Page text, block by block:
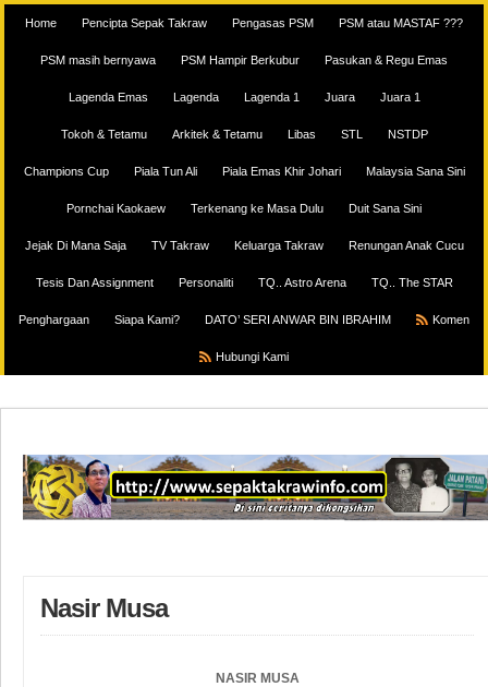
Home Pencipta Sepak Takraw Pengasas PSM PSM atau MASTAF ???
PSM masih bernyawa PSM Hampir Berkubur Pasukan & Regu Emas
Lagenda Emas Lagenda Lagenda 1 Juara Juara 1
Tokoh & Tetamu Arkitek & Tetamu Libas STL NSTDP
Champions Cup Piala Tun Ali Piala Emas Khir Johari Malaysia Sana Sini
Pornchai Kaokaew Terkenang ke Masa Dulu Duit Sana Sini
Jejak Di Mana Saja TV Takraw Keluarga Takraw Renungan Anak Cucu
Tesis Dan Assignment Personaliti TQ.. Astro Arena TQ.. The STAR
Penghargaan Siapa Kami? DATO’ SERI ANWAR BIN IBRAHIM Komen
Hubungi Kami
Nasir Musa
NASIR MUSA